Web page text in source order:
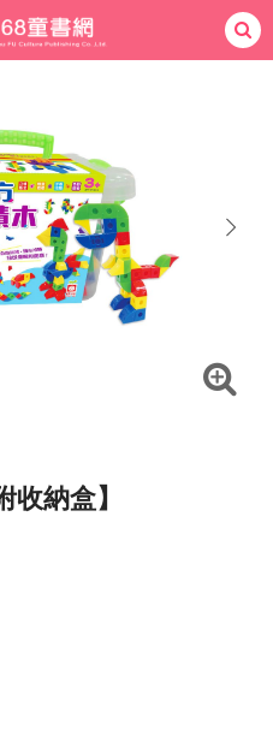
忍者兔
拼圖練習本
3D立體書繪本讀本
next
納盒】